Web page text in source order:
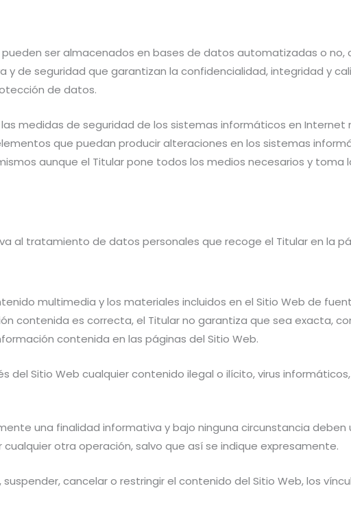
ser almacenados en bases de datos automatizadas o
y de seguridad que garantizan la confidencialidad, integridad y
de datos.
medidas de seguridad de los sistemas informáticos en
que puedan producir alteraciones en los sistemas
aunque el Titular pone todos los medios necesarios y
al tratamiento de datos personales que recoge el Titular en la
multimedia y los materiales incluidos en el Sitio Web de
contenida es correcta, el Titular no garantiza que sea exacta,
contenida en las páginas del Sitio Web.
del Sitio Web cualquier contenido ilegal o ilícito, virus
una finalidad informativa y bajo ninguna circunstancia
otra operación, salvo que así se indique expresamente.
cancelar o restringir el contenido del Sitio Web, los